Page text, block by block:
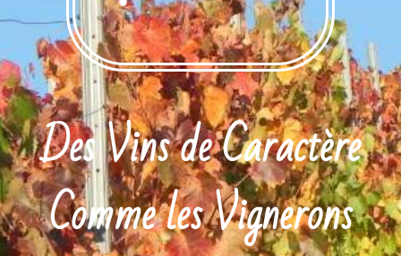
Des Vins de Caractère
Comme les Vignerons